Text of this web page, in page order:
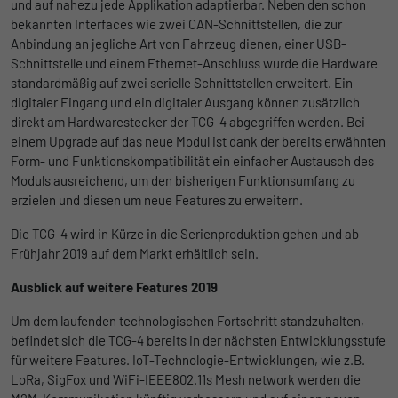
und auf nahezu jede Applikation adaptierbar. Neben den schon
bekannten Interfaces wie zwei CAN-Schnittstellen, die zur
Anbindung an jegliche Art von Fahrzeug dienen, einer USB-
Schnittstelle und einem Ethernet-Anschluss wurde die Hardware
standardmäßig auf zwei serielle Schnittstellen erweitert. Ein
digitaler Eingang und ein digitaler Ausgang können zusätzlich
direkt am Hardwarestecker der TCG-4 abgegriffen werden. Bei
einem Upgrade auf das neue Modul ist dank der bereits erwähnten
Form- und Funktionskompatibilität ein einfacher Austausch des
Moduls ausreichend, um den bisherigen Funktionsumfang zu
erzielen und diesen um neue Features zu erweitern.
Die TCG-4 wird in Kürze in die Serienproduktion gehen und ab
Frühjahr 2019 auf dem Markt erhältlich sein.
Ausblick auf weitere Features 2019
Um dem laufenden technologischen Fortschritt standzuhalten,
befindet sich die TCG-4 bereits in der nächsten Entwicklungsstufe
für weitere Features. IoT-Technologie-Entwicklungen, wie z.B.
LoRa, SigFox und WiFi-IEEE802.11s Mesh network werden die
begrenzen.
Name _pk_id
Anbieter Matomo
Laufzeit 1 Jahr und 1 Monat
Zweck
Matomo setzt dieses Cookie, um eine
eindeutige Benutzer-ID zu speichern.
Name _pk_ses
Anbieter Matomo
Laufzeit 1 Stunde
Matomo setzt dieses Cookie, um eine
eindeutige Sitzungs-ID zu speichern, mit